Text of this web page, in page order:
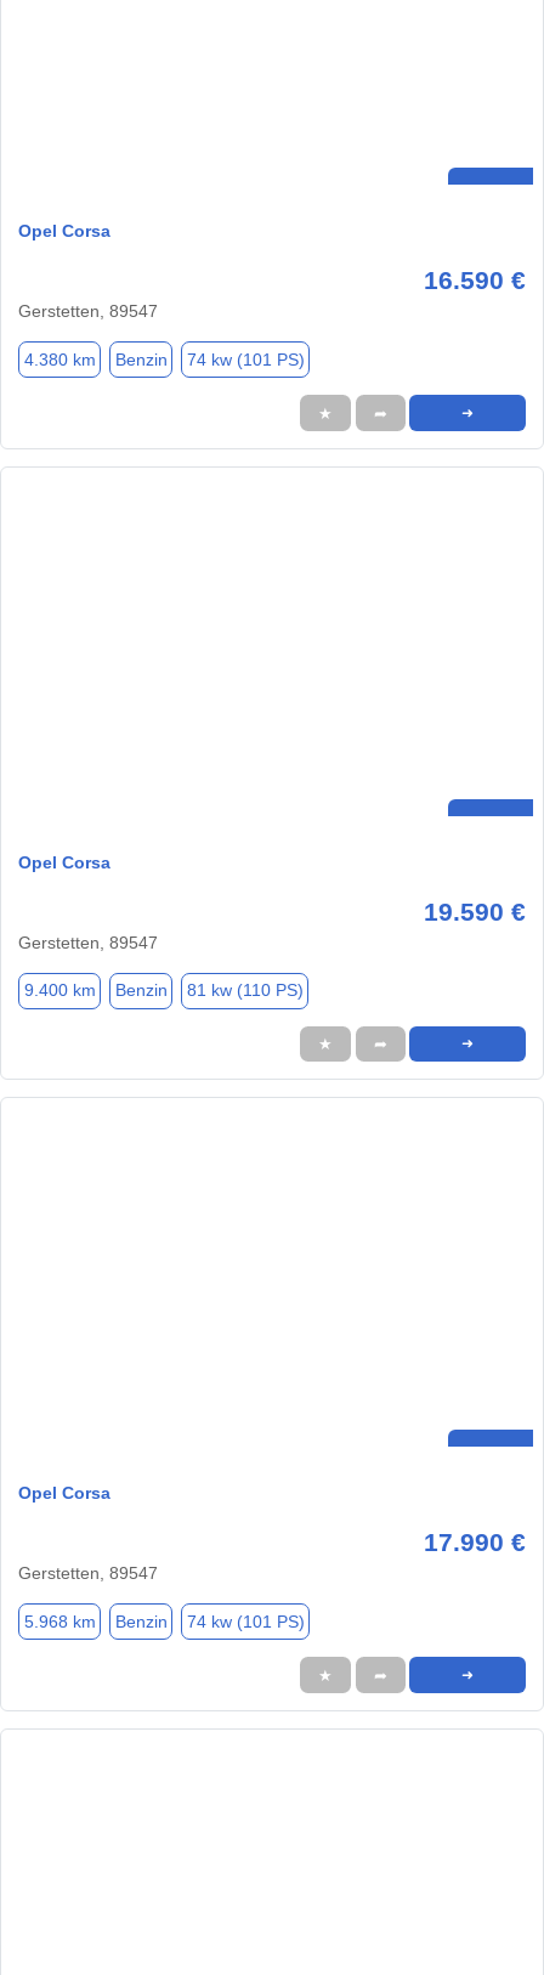
Opel Corsa
16.590 €
Gerstetten, 89547
4.380 km Benzin 74 kw (101 PS)
★ ➦ ➜
Opel Corsa
19.590 €
Gerstetten, 89547
9.400 km Benzin 81 kw (110 PS)
★ ➦ ➜
Opel Corsa
17.990 €
Gerstetten, 89547
5.968 km Benzin 74 kw (101 PS)
★ ➦ ➜